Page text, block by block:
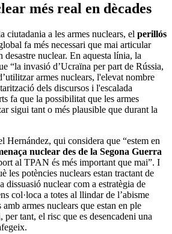
més real en dècades
ciutadania a les armes nuclears, el perillós
fa més necessari que mai articular
desastre nuclear. En aquesta línia, la
“la invasió d’Ucraïna per part de Rússia,
armes nuclears, l'elevat nombre
dels discursos i l'escalada
fa que la possibilitat que les armes
sigui tant o més plausible que durant la
Hernández, qui considera que “estem en
nuclear des de la Segona Guerra
al TPAN és més important que mai”. I
les potències nuclears estan tractant de
dissuasió nuclear com a estratègia de
col·loca a totes al llindar de l’abisme
armes nuclears que estan en ple
tant, el risc que es desencadeni una